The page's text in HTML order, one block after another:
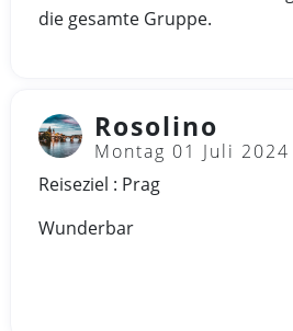
die gesamte Gruppe.
Rosolino
Montag 01 Juli 2024
Reiseziel : Prag
Wunderbar